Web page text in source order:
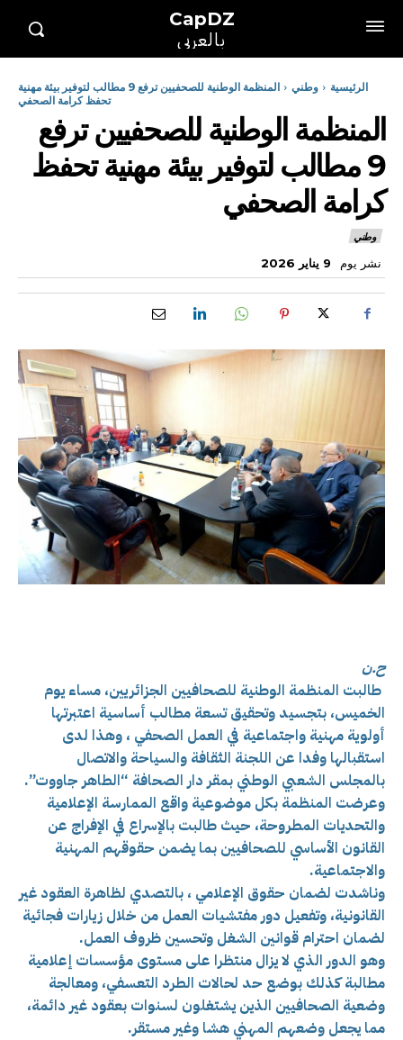
CapDZ
بالعربي
الرئيسية وطني
المنظمة الوطنية للصحفيين ترفع 9 مطالب لتوفير بيئة مهنية
تحفظ كرامة الصحفي
المنظمة الوطنية للصحفيين ترفع
9 مطالب لتوفير بيئة مهنية تحفظ
كرامة الصحفي
وطني
نشر يوم 9 يناير 2026
ح.ن
طالبت المنظمة الوطنية للصحافيين الجزائريين، مساء يوم
الخميس، بتجسيد وتحقيق تسعة مطالب أساسية اعتبرتها
أولوية مهنية واجتماعية في العمل الصحفي ، وهذا لدى
استقبالها وفدا عن اللجنة الثقافة والسياحة والاتصال
بالمجلس الشعبي الوطني بمقر دار الصحافة “الطاهر جاووت”.
وعرضت المنظمة بكل موضوعية واقع الممارسة الإعلامية
والتحديات المطروحة، حيث طالبت بالإسراع في الإفراج عن
القانون الأساسي للصحافيين بما يضمن حقوقهم المهنية
والاجتماعية.
وناشدت لضمان حقوق الإعلامي ، بالتصدي لظاهرة العقود غير
القانونية، وتفعيل دور مفتشيات العمل من خلال زيارات فجائية
لضمان احترام قوانين الشغل وتحسين ظروف العمل.
وهو الدور الذي لا يزال منتظرا على مستوى مؤسسات إعلامية
مطالبة كذلك بوضع حد لحالات الطرد التعسفي، ومعالجة
وضعية الصحافيين الذين يشتغلون لسنوات بعقود غير دائمة،
مما يجعل وضعهم المهني هشا وغير مستقر.